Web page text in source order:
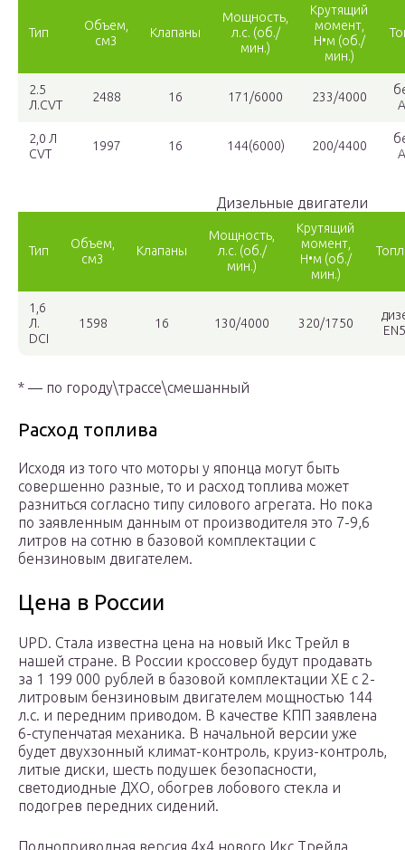
Тип
Объем,
см3
Клапаны
Мощность,
л.с. (об./
мин.)
Крутящий
момент,
Н•м (об./
мин.)
2.5
Л.CVT
2488 16 171/6000 233/4000
2,0 Л
CVT
1997 16 144(6000) 200/4400
Дизельные двигатели
Тип
Объем,
см3
Клапаны
Мощность,
л.с. (об./
мин.)
Крутящий
момент,
Н•м (об./
мин.)
1,6
Л.
DCI
1598 16 130/4000 320/1750
* — по городу\трассе\смешанный
Расход топлива
Исходя из того что моторы у японца могут быть
совершенно разные, то и расход топлива может
разниться согласно типу силового агрегата. Но пока
по заявленным данным от производителя это 7-9,6
литров на сотню в базовой комплектации с
бензиновым двигателем.
Цена в России
UPD. Стала известна цена на новый Икс Трейл в
нашей стране. В России кроссовер будут продавать
за 1 199 000 рублей в базовой комплектации XE с 2-
литровым бензиновым двигателем мощностью 144
л.с. и передним приводом. В качестве КПП заявлена
6-ступенчатая механика. В начальной версии уже
будет двухзонный климат-контроль, круиз-контроль,
литые диски, шесть подушек безопасности,
светодиодные ДХО, обогрев лобового стекла и
подогрев передних сидений.
Полноприводная версия 4х4 нового Икс Трейла